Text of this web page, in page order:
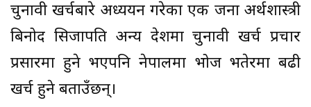
चुनावी खर्चबारे अध्ययन गरेका एक जना अर्थशास्त्री
बिनोद सिजापति अन्य देशमा चुनावी खर्च प्रचार
प्रसारमा हुने भएपनि नेपालमा भोज भतेरमा बढी
खर्च हुने बताउँछन्।